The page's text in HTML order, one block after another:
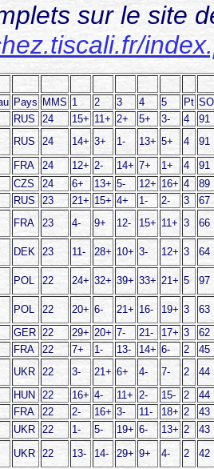
sur le site
Pays MMS 1 2 3 4 5 Pt
RUS 24 15+ 11+ 2+ 5+ 3- 4
91
RUS 24 14+ 3+ 1- 13+ 5+ 4
91
FRA 24 12+ 2- 14+ 7+ 1+ 4
91
CZS 24 6+ 13+ 5- 12+ 16+ 4
89
RUS 23 21+ 15+ 4+ 1- 2- 3
67
FRA 23 4- 9+ 12- 15+ 11+ 3 66
DEK 23 11- 28+ 10+ 3- 12+ 3 64
POL 22 24+ 32+ 39+ 33+ 21+ 5 97
POL 22 20+ 6- 21+ 16- 19+ 3
63
GER 22 29+ 20+ 7- 21- 17+ 3
62
FRA 22 7+ 1- 13- 14+ 6- 2
45
UKR 22 3- 21+ 6+ 4- 7- 2
44
HUN 22 16+ 4- 11+ 2- 15- 2
44
FRA 22 2- 16+ 3- 11- 18+ 2
43
UKR 22 1- 5- 19+ 6- 13+ 2
43
UKR 22 13- 14- 29+ 9+ 4- 2
42